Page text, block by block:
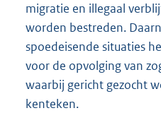
migratie en illegaal
worden bestreden.
spoedeisende situaties
voor de opvolging van
waarbij gericht gezocht
kenteken.